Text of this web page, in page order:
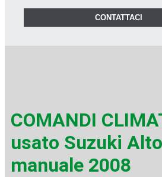
CONTATTACI
COMANDI
usato Suzuki
manuale 2008